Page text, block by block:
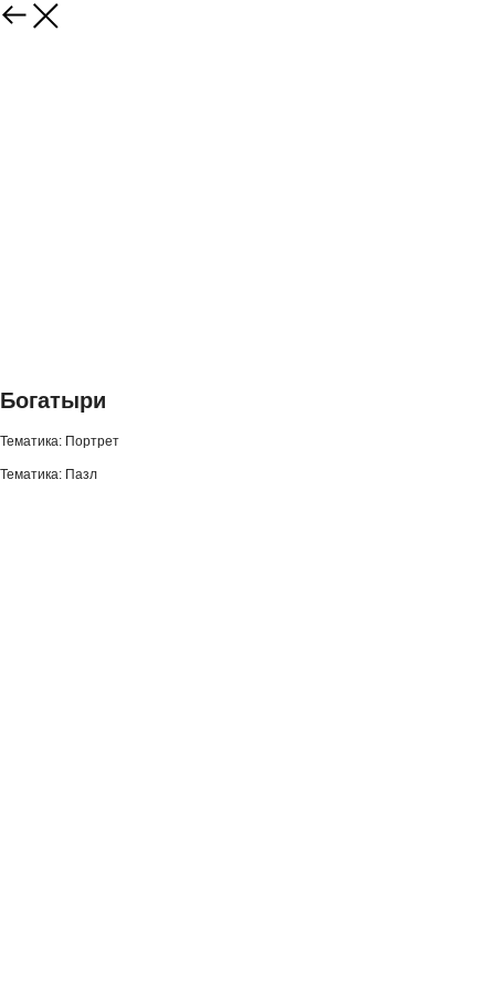
Богатыри
Тематика: Портрет
Тематика: Пазл